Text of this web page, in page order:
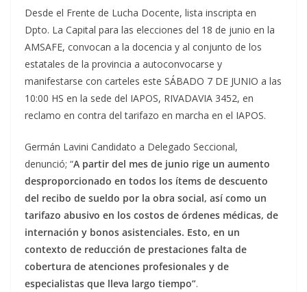
Desde el Frente de Lucha Docente, lista inscripta en
Dpto. La Capital para las elecciones del 18 de junio en la
AMSAFE, convocan a la docencia y al conjunto de los
estatales de la provincia a autoconvocarse y
manifestarse con carteles este SÁBADO 7 DE JUNIO a las
10:00 HS en la sede del IAPOS, RIVADAVIA 3452, en
reclamo en contra del tarifazo en marcha en el IAPOS.
Germán Lavini Candidato a Delegado Seccional,
denunció; “A partir del mes de junio rige un aumento
desproporcionado en todos los ítems de descuento
del recibo de sueldo por la obra social, así como un
tarifazo abusivo en los costos de órdenes médicas, de
internación y bonos asistenciales. Esto, en un
contexto de reducción de prestaciones falta de
cobertura de atenciones profesionales y de
especialistas que lleva largo tiempo”.